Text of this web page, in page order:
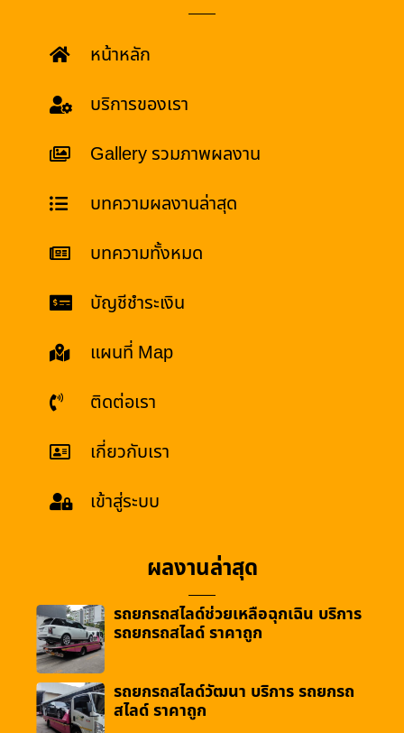
หน้าหลัก
บริการของเรา
Gallery รวมภาพผลงาน
บทความผลงานล่าสุด
บทความทั้งหมด
บัญชีชำระเงิน
แผนที่ Map
ติดต่อเรา
เกี่ยวกับเรา
เข้าสู่ระบบ
ผลงานล่าสุด
รถยกรถสไลด์ช่วยเหลือฉุกเฉิน บริการ
รถยกรถสไลด์ ราคาถูก
รถยกรถสไลด์วัฒนา บริการ รถยกรถ
สไลด์ ราคาถูก